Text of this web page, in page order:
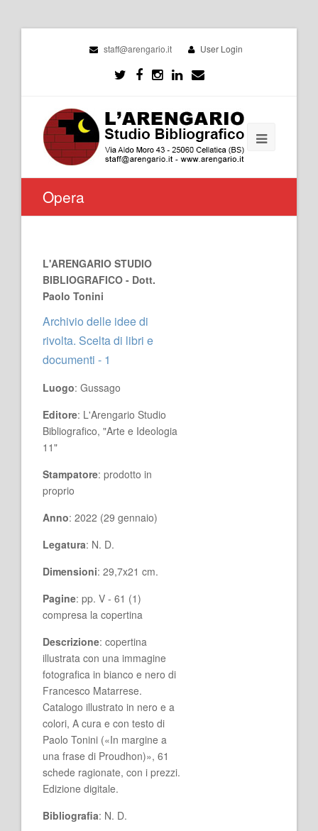
staff@arengario.it User Login
Opera
L'ARENGARIO STUDIO
BIBLIOGRAFICO - Dott.
Paolo Tonini
Archivio delle idee di
rivolta. Scelta di libri e
documenti - 1
Luogo: Gussago
Editore: L'Arengario Studio
Bibliografico, "Arte e Ideologia
11"
Stampatore: prodotto in
proprio
Anno: 2022 (29 gennaio)
Legatura: N. D.
Dimensioni: 29,7x21 cm.
Pagine: pp. V - 61 (1)
compresa la copertina
Descrizione: copertina
illustrata con una immagine
fotografica in bianco e nero di
Francesco Matarrese.
Catalogo illustrato in nero e a
colori, A cura e con testo di
Paolo Tonini («In margine a
una frase di Proudhon)», 61
schede ragionate, con i prezzi.
Edizione digitale.
Bibliografia: N. D.